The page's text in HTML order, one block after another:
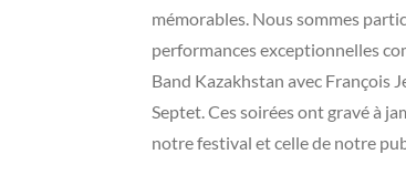
mémorables. Nous sommes
performances exceptionnelles
Band Kazakhstan avec François
Septet. Ces soirées ont gravé à
notre festival et celle de notre